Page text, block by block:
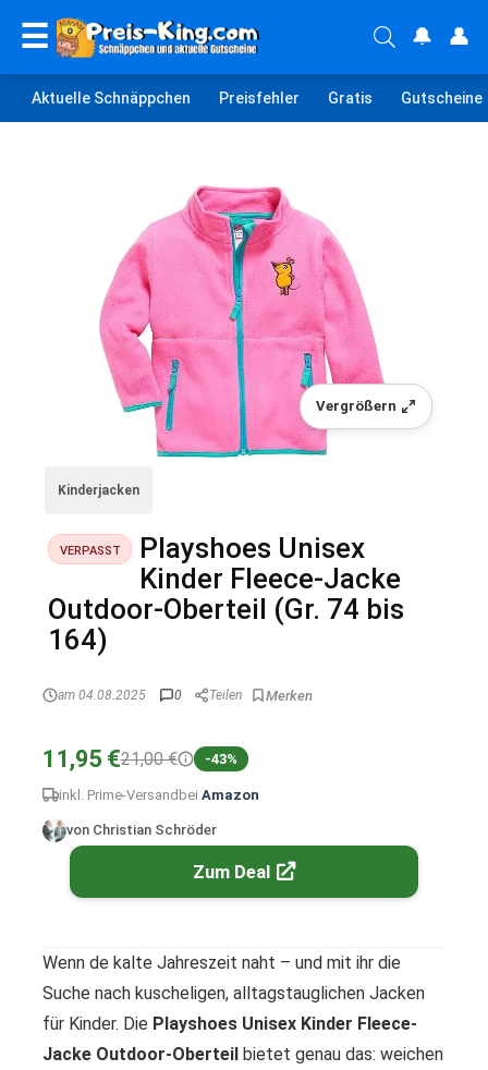
☰ 🔔 👤
Aktuelle Schnäppchen Preisfehler Gratis Gutscheine
Vergrößern
Kinderjacken
VERPASST
Playshoes Unisex
Kinder Fleece-Jacke
Outdoor-Oberteil (Gr. 74 bis
164)
am 04.08.2025 0 Teilen
11,95 €21,00 € -43%
inkl. Prime-Versand bei Amazon
von Christian Schröder
Zum Deal
Wenn de kalte Jahreszeit naht – und mit ihr die
Suche nach kuscheligen, alltagstauglichen Jacken
für Kinder. Die Playshoes Unisex Kinder Fleece-
Jacke Outdoor-Oberteil bietet genau das: weichen